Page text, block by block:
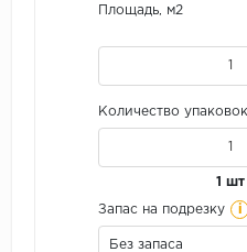
Площадь, м2
Количество
1 шт
Запас на подрезку i
Без запаса